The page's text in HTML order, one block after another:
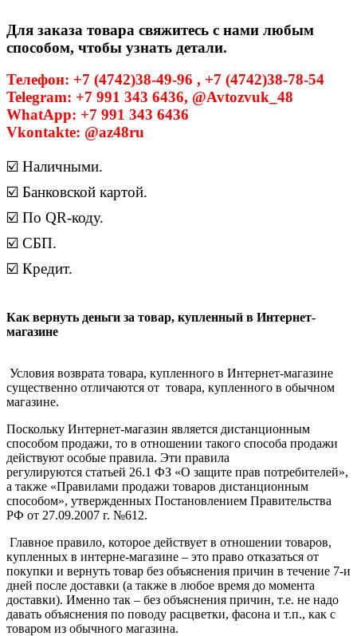
Для заказа товара свяжитесь с нами любым
способом, чтобы узнать детали.
Телефон: +7 (4742)38-49-96 , +7 (4742)38-78-54
Telegram: +7 991 343 6436, @Avtozvuk_48
WhatApp: +7 991 343 6436
Vkontakte: @az48ru
☑️ Наличными.
☑️ Банковской картой.
☑️ По QR-коду.
☑️ СБП.
☑️ Кредит.
Как вернуть деньги за товар, купленный в Интернет-
магазине
Условия возврата товара, купленного в Интернет-магазине
существенно отличаются от товара, купленного в обычном
магазине.
Поскольку Интернет-магазин является дистанционным
способом продажи, то в отношении такого способа продажи
действуют особые правила. Эти правила
регулируются статьей 26.1 ФЗ «О защите прав потребителей»,
а также «Правилами продажи товаров дистанционным
способом», утвержденных Постановлением Правительства
РФ от 27.09.2007 г. №612.
Главное правило, которое действует в отношении товаров,
купленных в интерне-магазине – это право отказаться от
покупки и вернуть товар без объяснения причин в течение 7-и
дней после доставки (а также в любое время до момента
доставки). Именно так – без объяснения причин, т.е. не надо
давать объяснения по поводу расцветки, фасона и т.п., как с
товаром из обычного магазина.